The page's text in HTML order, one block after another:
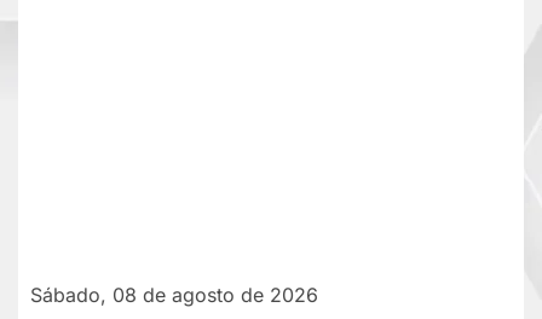
Sábado, 08 de agosto de 2026